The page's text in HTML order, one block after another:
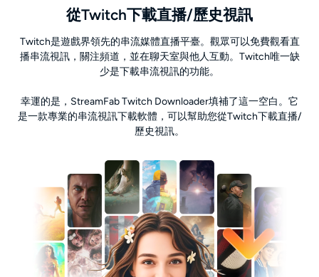
從Twitch下載直播/歷史視訊
Twitch是遊戲界領先的串流媒體直播平臺。觀眾可以免費觀看直
播串流視訊，關注頻道，並在聊天室與他人互動。Twitch唯一缺
少是下載串流視訊的功能。
幸運的是，StreamFab Twitch Downloader填補了這一空白。它
是一款專業的串流視訊下載軟體，可以幫助您從Twitch下載直播/
歷史視訊。